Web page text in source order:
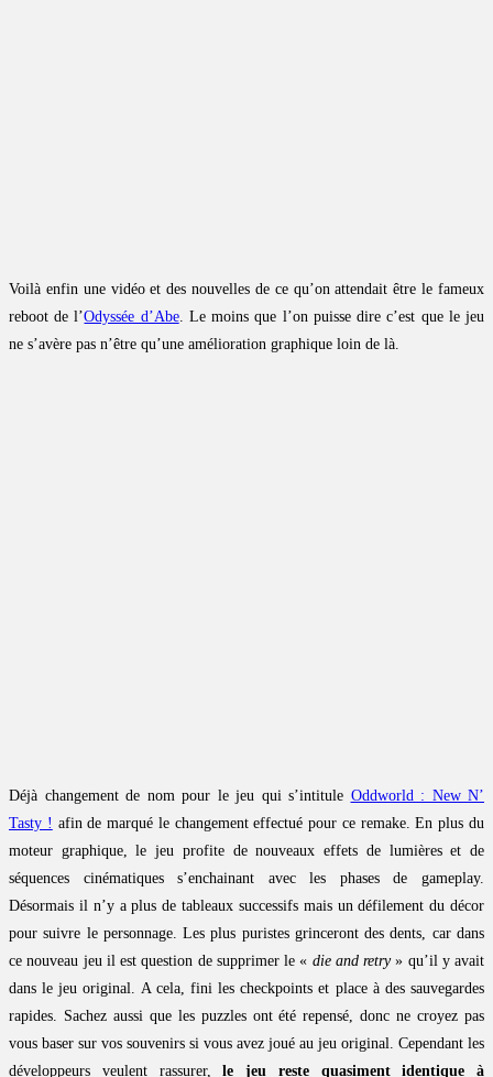
Voilà enfin une vidéo et des nouvelles de ce qu’on attendait être le fameux
reboot de l’Odyssée d’Abe. Le moins que l’on puisse dire c’est que le jeu
ne s’avère pas n’être qu’une amélioration graphique loin de là.
Déjà changement de nom pour le jeu qui s’intitule Oddworld : New N’
Tasty ! afin de marqué le changement effectué pour ce remake. En plus du
moteur graphique, le jeu profite de nouveaux effets de lumières et de
séquences cinématiques s’enchainant avec les phases de gameplay.
Désormais il n’y a plus de tableaux successifs mais un défilement du décor
pour suivre le personnage. Les plus puristes grinceront des dents, car dans
ce nouveau jeu il est question de supprimer le « die and retry» qu’il y avait
dans le jeu original. A cela, fini les checkpoints et place à des sauvegardes
rapides. Sachez aussi que les puzzles ont été repensé, donc ne croyez pas
vous baser sur vos souvenirs si vous avez joué au jeu original. Cependant les
développeurs veulent rassurer,le jeu reste quasiment identique à